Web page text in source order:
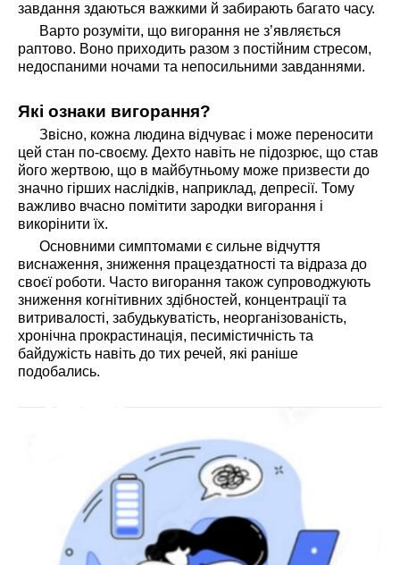
завдання здаються важкими й забирають багато часу.
Варто розуміти, що вигорання не з’являється
раптово. Воно приходить разом з постійним стресом,
недоспаними ночами та непосильними завданнями.
Які ознаки вигорання?
Звісно, кожна людина відчуває і може переносити
цей стан по-своєму. Дехто навіть не підозрює, що став
його жертвою, що в майбутньому може призвести до
значно гірших наслідків, наприклад, депресії. Тому
важливо вчасно помітити зародки вигорання і
викорінити їх.
Основними симптомами є сильне відчуття
виснаження, зниження працездатності та відраза до
своєї роботи. Часто вигорання також супроводжують
зниження когнітивних здібностей, концентрації та
витривалості, забудькуватість, неорганізованість,
хронічна прокрастинація, песимістичність та
байдужість навіть до тих речей, які раніше
подобались.